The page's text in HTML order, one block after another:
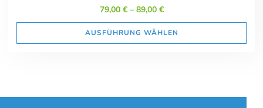
79,00 €– 89,00 €
AUSFÜHRUNG WÄHLEN